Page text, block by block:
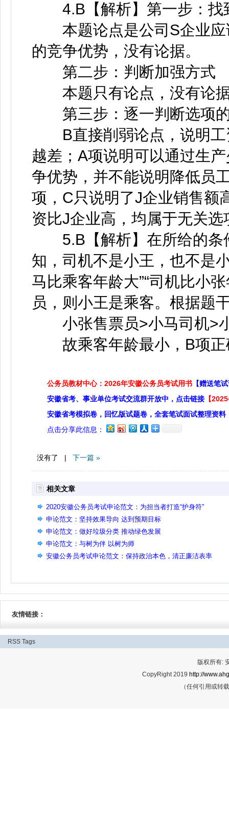
4.B【解析】第一步：找
本题论点是公司S企业应
的竞争优势，没有论据。
第二步：判断加强方式
本题只有论点，没有论据
第三步：逐一判断选项
B直接削弱论点，说明工
越差；A项说明可以通过生
争优势，并不能说明降低员
项，C只说明了J企业销售额
资比J企业高，均属于无关
5.B【解析】在所给的条
知，司机不是小王，也不是
马比乘客年龄大”“司机比小
员，则小王是乘客。根据题
小张售票员>小马司机>
故乘客年龄最小，B项正
公务员教材中心：2026年安徽公务员考试用书 【赠送笔
安徽省考、事业单位考试交流群开放中，点击链接 【
安徽省考模拟卷，回忆版试题卷，全套笔试面试整理资料
点击分享此信息：
没有了 | 下一篇 »
相关文章
2020安徽公务员考试申论范文：为担当者打造“护身符”
申论范文：坚持效果导向 达到预期目标
申论范文：做好垃圾分类 推动绿色发展
申论范文：与树为伴 以树为师
安徽公务员考试申论范文：保持政治本色，清正廉洁表率
友情链接：
RSS Tags
版权所有:
CopyRight 2019 http://
（任何引用或转